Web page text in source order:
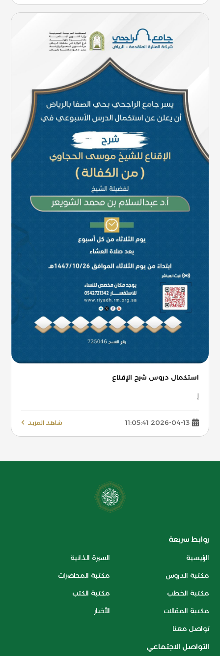
استكمال دروس شرح الإقناع
إ
2026-04-13 11:05:41 شاهد المزيد
روابط سريعة
الرئيسية السيرة الذاتية
مكتبة الدروس مكتبة المحاضرات
مكتبة الخطب مكتبة الكتب
مكتبة المقالات الأخبار
تواصل معنا
التواصل الاجتماعي